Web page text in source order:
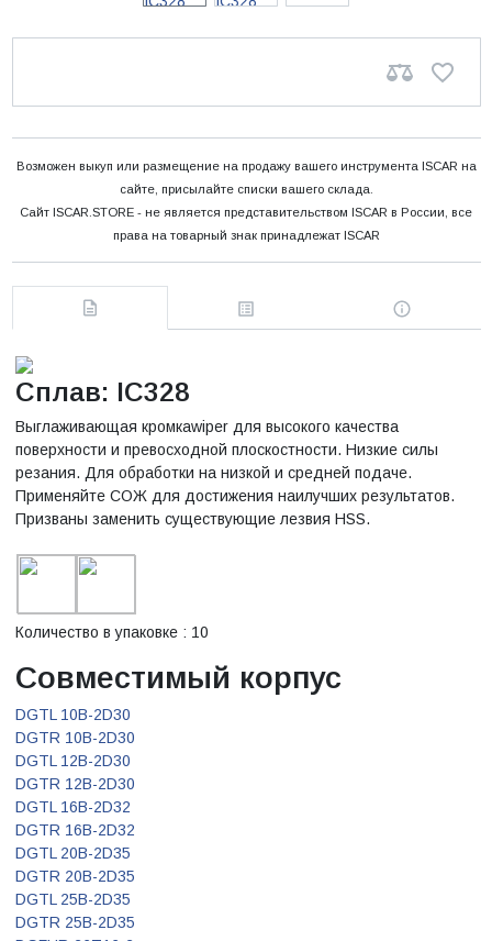
Возможен выкуп или размещение на продажу вашего инструмента ISCAR на
сайте, присылайте списки вашего склада.
Сайт ISCAR.STORE - не является представительством ISCAR в России, все
права на товарный знак принадлежат ISCAR
Сплав: IC328
Выглаживающая кромкаwiper для высокого качества
поверхности и превосходной плоскостности. Низкие силы
резания. Для обработки на низкой и средней подаче.
Применяйте СОЖ для достижения наилучших результатов.
Призваны заменить существующие лезвия HSS.
Количество в упаковке : 10
Совместимый корпус
DGTL 10B-2D30
DGTR 10B-2D30
DGTL 12B-2D30
DGTR 12B-2D30
DGTL 16B-2D32
DGTR 16B-2D32
DGTL 20B-2D35
DGTR 20B-2D35
DGTL 25B-2D35
DGTR 25B-2D35